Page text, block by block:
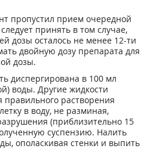
пропустил прием очередной
принять в том случае,
дозы осталось не менее 12-ти
двойную дозу препарата для
дозы.
диспергирована в 100 мл
воды. Другие жидкости
правильного растворения
в воду, не разминая,
(приблизительно 15
суспензию. Налить
ополаскивая стенки и выпить